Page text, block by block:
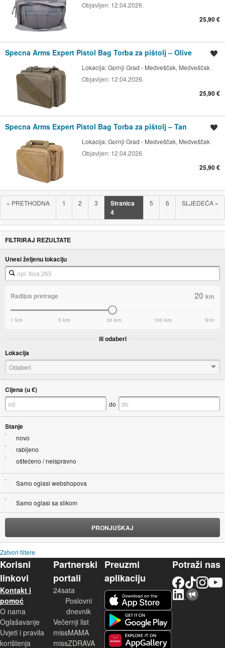
Objavljen: 12.04.2026.
25,90 €
Specna Arms Expert Pistol Bag Torba za pištolj – Olive
Lokacija:Gornji Grad - Medveščak, Medveščak
Objavljen: 12.04.2026.
25,90 €
Specna Arms Expert Pistol Bag Torba za pištolj – Tan
Lokacija:Gornji Grad - Medveščak, Medveščak
Objavljen: 12.04.2026.
25,90 €
« PRETHODNA 1 2 3
Stranica
4
5 6 SLJEDEĆA »
FILTRIRAJ REZULTATE
Unesi željenu lokaciju
Radijus pretrage 20km
1 km 5 km 20 km 100 km Sve
ili odaberi
Lokacija
Odaberi
Cijena (u €)
do
Stanje
novo
rabljeno
oštećeno / neispravno
Samo oglasi webshopova
Samo oglasi sa slikom
PRONJUŠKAJ
Zatvori filtere
Korisni
linkovi
Kontakt i
pomoć
O nama
Oglašavanje
Uvjeti i pravila
korištenja
Partnerski
portali
24sata
Poslovni
dnevnik
Večernji list
missMAMA
missZDRAVA
Preuzmi
aplikaciju
Potraži nas